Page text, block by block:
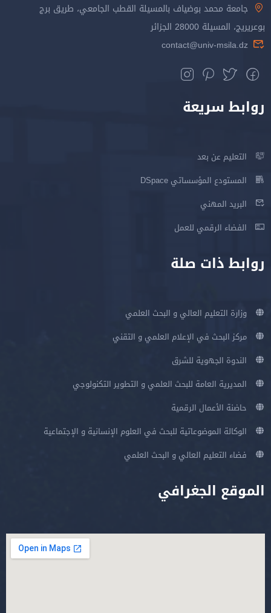
جامعة محمد بوضياف بالمسيلة القطب الجامعي، طريق برج
بوعريريج، المسيلة 28000 الجزائر
contact@univ-msila.dz
روابط سريعة
التعليم عن بعد
المستودع المؤسساتي DSpace
البريد المهني
الفضاء الرقمي للعمل
روابط ذات صلة
وزارة التعليم العالي و البحث العلمي
مركز البحث في الإعلام العلمي و التقني
الندوة الجهوية للشرق
المديرية العامة للبحث العلمي و التطوير التكنولوجي
حاضنة الأعمال الرقمية
الوكالة الموضوعاتية للبحث في العلوم الإنسانية و الإجتماعية
فضاء التعليم العالي و البحث العلمي
الموقع الجغرافي